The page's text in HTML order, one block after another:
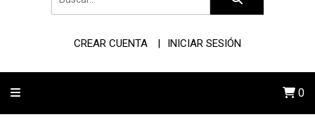
CREAR CUENTA INICIAR SESIÓN
0